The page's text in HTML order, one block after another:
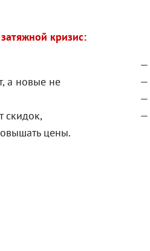
кризис:
а новые не
скидок,
цены.